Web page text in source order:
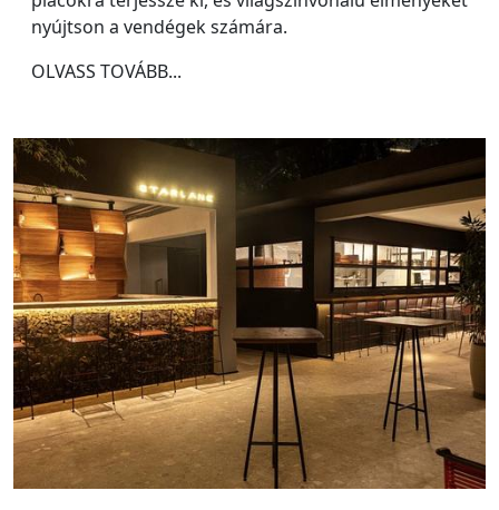
nyújtson a vendégek számára.
OLVASS TOVÁBB...